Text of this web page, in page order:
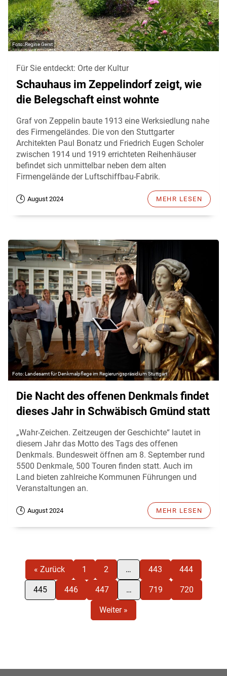
Regine Gerst
Für Sie entdeckt: Orte der Kultur
Schauhaus im Zeppelindorf zeigt, wie
die Belegschaft einst wohnte
Graf von Zeppelin baute 1913 eine Werksiedlung nahe
des Firmengeländes. Die von den Stuttgarter
Architekten Paul Bonatz und Friedrich Eugen Scholer
zwischen 1914 und 1919 errichteten Reihenhäuser
befindet sich unmittelbar neben dem alten
Firmengelände der Luftschiffbau-Fabrik.
August 2024 MEHR LESEN
Landesamt für Denkmalpflege im Regierungspräsidium Stuttgart
Die Nacht des offenen Denkmals findet
dieses Jahr in Schwäbisch Gmünd statt
„Wahr-Zeichen. Zeitzeugen der Geschichte“ lautet in
diesem Jahr das Motto des Tags des offenen
Denkmals. Bundesweit öffnen am 8. September rund
5500 Denkmale, 500 Touren finden statt. Auch im
Land bieten zahlreiche Kommunen Führungen und
Veranstaltungen an.
August 2024 MEHR LESEN
« Zurück 1 2 … 443 444
445 446 447 … 719 720
Weiter »